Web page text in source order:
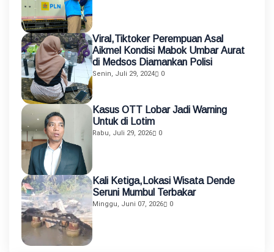
Viral,Tiktoker Perempuan Asal
Aikmel Kondisi Mabok Umbar Aurat
di Medsos Diamankan Polisi
Senin, Juli 29, 2024 0
Kasus OTT Lobar Jadi Warning
Untuk di Lotim
Rabu, Juli 29, 2026 0
Kali Ketiga,Lokasi Wisata Dende
Seruni Mumbul Terbakar
Minggu, Juni 07, 2026 0